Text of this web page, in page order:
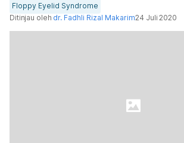
Floppy Eyelid Syndrome
Ditinjau oleh dr. Fadhli Rizal Makarim24 Juli 2020